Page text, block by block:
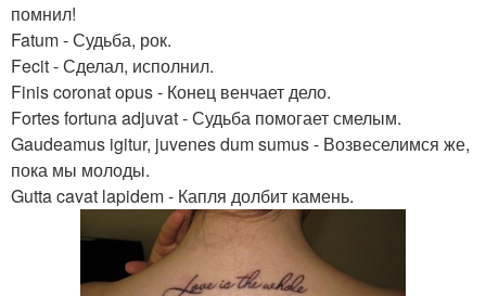
помнил!
Fatum - Судьба, рок.
Fecit - Сделал, исполнил.
Finis coronat opus - Конец венчает дело.
Fortes fortuna adjuvat - Судьба помогает смелым.
Gaudeamus igitur, juvenes dum sumus - Возвеселимся же,
пока мы молоды.
Gutta cavat lapidem - Капля долбит камень.